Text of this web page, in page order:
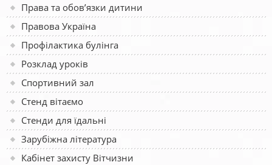
Права та обов’язки дитини
Правова Україна
Профілактика булінга
Розклад уроків
Спортивний зал
Стенд вітаємо
Стенди для їдальні
Зарубіжна література
Кабінет захисту Вітчизни